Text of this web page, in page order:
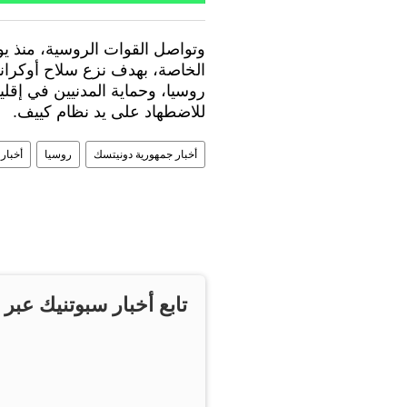
الخاصة، بهدف نزع سلاح
للاضطهاد على يد نظام كييف.
أخبار جمهورية دونيتسك روسيا
تابع أخبار سبوتنيك